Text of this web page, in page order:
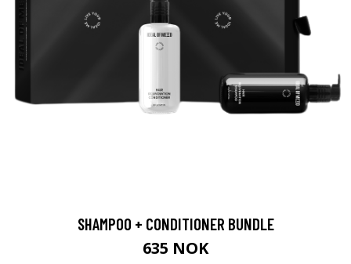
SHAMPOO + CONDITIONER BUNDLE
635 NOK